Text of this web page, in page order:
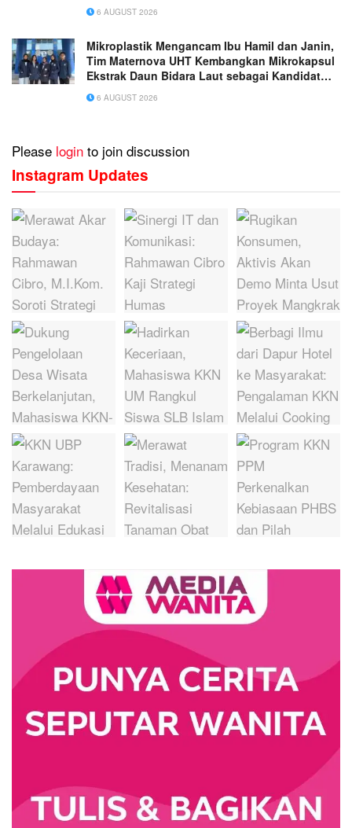
6 AUGUST 2026
Mikroplastik Mengancam Ibu Hamil dan Janin,
Tim Maternova UHT Kembangkan Mikrokapsul
Ekstrak Daun Bidara Laut sebagai Kandidat
Antiinflamasi Plasenta
6 AUGUST 2026
Please login to join discussion
Instagram Updates